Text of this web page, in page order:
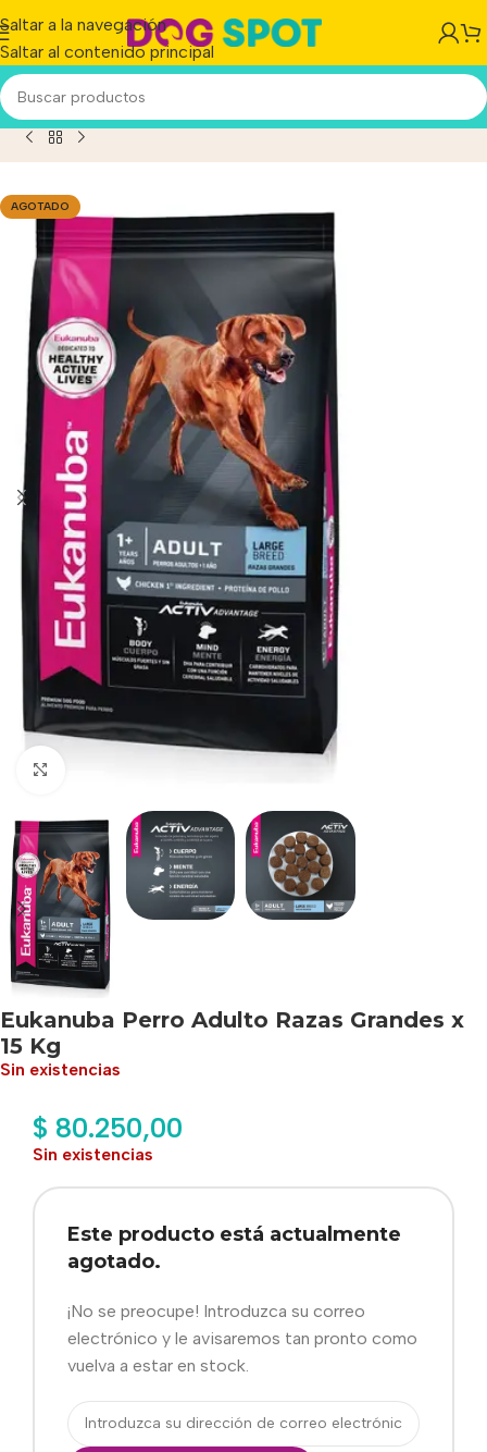
Saltar a la navegación
Saltar al contenido principal
Producto/Eukanuba Perro Adulto Razas Grandes x 15 Kg
AGOTADO
Eukanuba Perro Adulto Razas Grandes x
15 Kg
Sin existencias
$ 80.250,00
Sin existencias
Este producto está actualmente
agotado.
¡No se preocupe! Introduzca su correo
electrónico y le avisaremos tan pronto como
vuelva a estar en stock.